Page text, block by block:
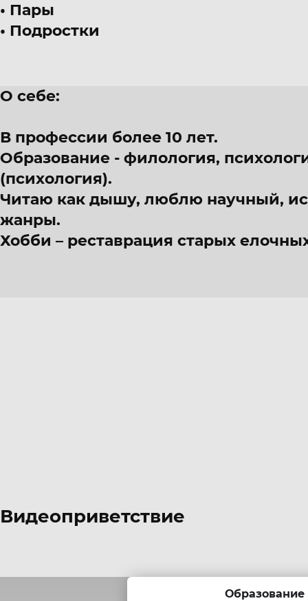
Пары
Подростки
О себе:
В профессии более 10 лет.
Образование - филология,
(психология).
Читаю как дышу, люблю научный,
жанры.
Хобби – реставрация старых
Видеоприветствие
Образование